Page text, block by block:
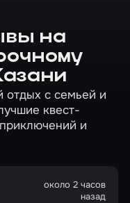
на
отдых с семьей и
квест-
и
около 2 часов
назад